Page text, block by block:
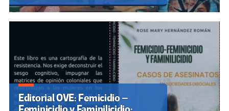
Editorial OVE: Femicidio –